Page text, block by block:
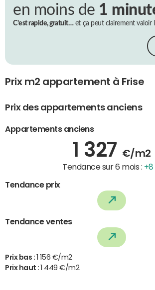
en moins de 1
C’est rapide, gratuit…et ça peut clairement valoir
Prix m2 appartement à Frise
Prix des appartements anciens
Appartements anciens
1 327 €/m2
Tendance sur 6 mois : +8
Tendance prix
Tendance ventes
Prix bas : 1 156 €/m2
Prix haut :1 449 €/m2